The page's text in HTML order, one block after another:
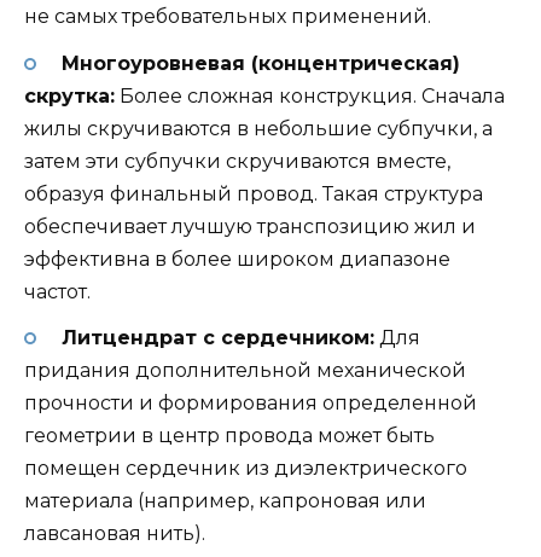
не самых требовательных применений.
Многоуровневая (концентрическая)
скрутка: Более сложная конструкция. Сначала
жилы скручиваются в небольшие субпучки, а
затем эти субпучки скручиваются вместе,
образуя финальный провод. Такая структура
обеспечивает лучшую транспозицию жил и
эффективна в более широком диапазоне
частот.
Литцендрат с сердечником:Для
придания дополнительной механической
прочности и формирования определенной
геометрии в центр провода может быть
помещен сердечник из диэлектрического
материала (например, капроновая или
лавсановая нить).